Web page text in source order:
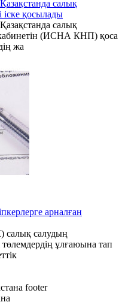
салық
іске қосылады
салық
(ИСНА КНП) қоса
жа
арналған
салық салудың
төлемдердің ұлғаюына тап